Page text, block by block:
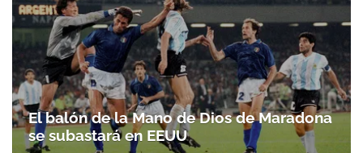
El balón de la Mano de Dios de Maradona
se subastará en EEUU